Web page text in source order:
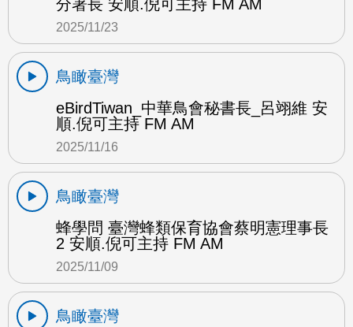
分署長 安順.倪可主持 FM AM
2025/11/23
鳥瞰臺灣
eBirdTiwan_中華鳥會秘書長_呂翊維 安
順.倪可主持 FM AM
2025/11/16
鳥瞰臺灣
蜂學問 臺灣蜂類保育協會蔡明憲理事長
2 安順.倪可主持 FM AM
2025/11/09
鳥瞰臺灣